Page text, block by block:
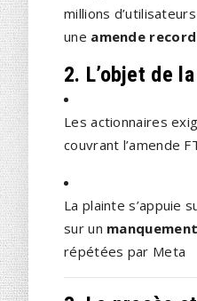
millions
une amende
2. L’objet de
Les actionnaires
couvrant l’amende
La plainte s’appuie
sur un
répétées par Meta